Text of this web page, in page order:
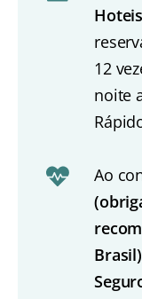
12
noite
Ao
Brasil)